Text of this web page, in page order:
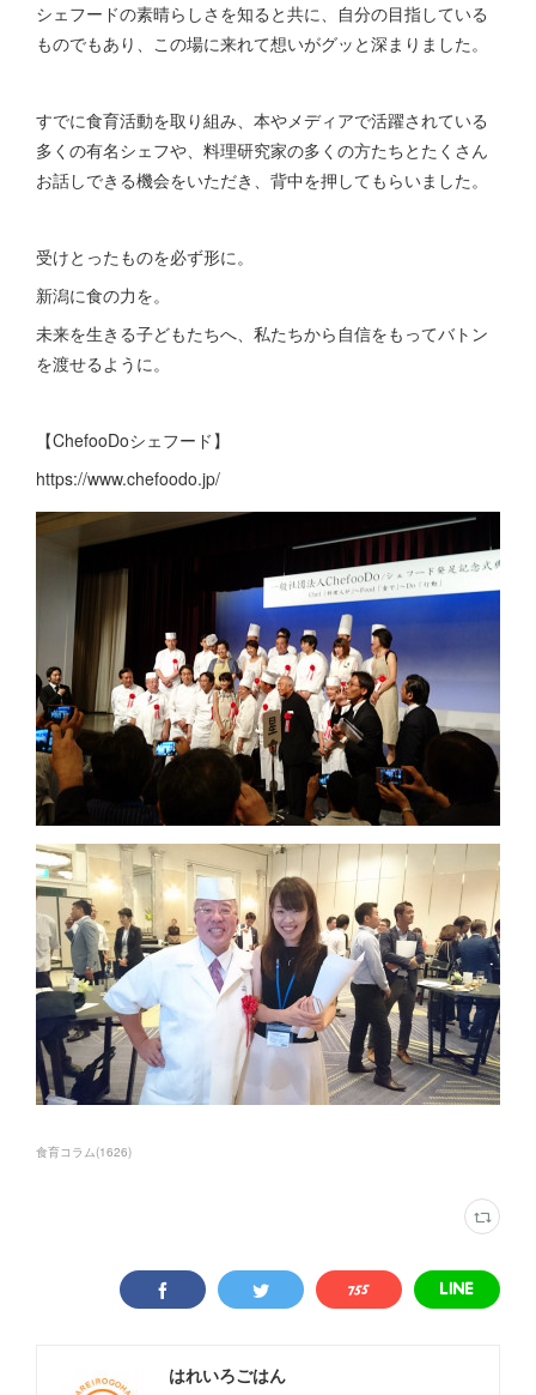
シェフードの素晴らしさを知ると共に、自分の目指している
ものでもあり、この場に来れて想いがグッと深まりました。
すでに食育活動を取り組み、本やメディアで活躍されている
多くの有名シェフや、料理研究家の多くの方たちとたくさん
お話しできる機会をいただき、背中を押してもらいました。
受けとったものを必ず形に。
新潟に食の力を。
未来を生きる子どもたちへ、私たちから自信をもってバトン
を渡せるように。
【ChefooDoシェフード】
https://www.chefoodo.jp/
食育コラム(1626)
はれいろごはん